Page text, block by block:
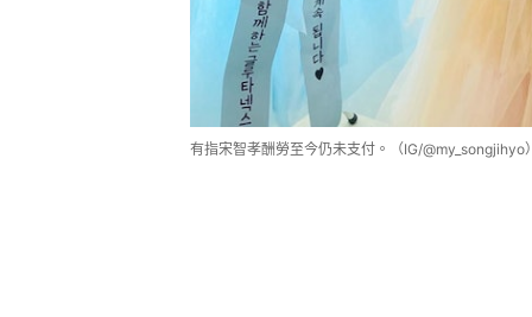
有指宋智孝酬勞至今仍未支付。（IG/@my_songjihyo）